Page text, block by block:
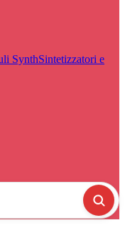
Sintetizzatori e